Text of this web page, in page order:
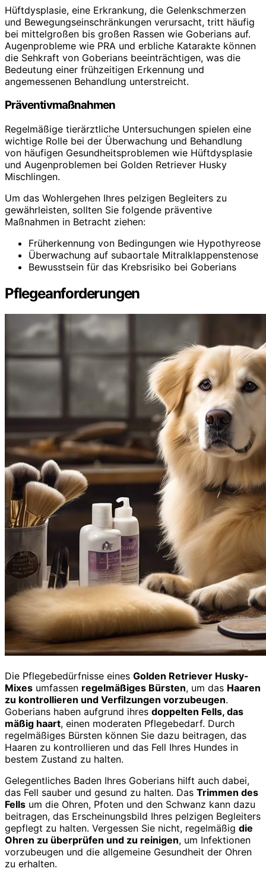
Hüftdysplasie, eine Erkrankung, die Gelenkschmerzen
und Bewegungseinschränkungen verursacht, tritt häufig
bei mittelgroßen bis großen Rassen wie Goberians auf.
Augenprobleme wie PRA und erbliche Katarakte können
die Sehkraft von Goberians beeinträchtigen, was die
Bedeutung einer frühzeitigen Erkennung und
angemessenen Behandlung unterstreicht.
Präventivmaßnahmen
Regelmäßige tierärztliche Untersuchungen spielen eine
wichtige Rolle bei der Überwachung und Behandlung
von häufigen Gesundheitsproblemen wie Hüftdysplasie
und Augenproblemen bei Golden Retriever Husky
Mischlingen.
Um das Wohlergehen Ihres pelzigen Begleiters zu
gewährleisten, sollten Sie folgende präventive
Maßnahmen in Betracht ziehen:
Früherkennung von Bedingungen wie Hypothyreose
Überwachung auf subaortale Mitralklappenstenose
Bewusstsein für das Krebsrisiko bei Goberians
Pflegeanforderungen
Die Pflegebedürfnisse eines Golden Retriever Husky-
Mixes umfassen regelmäßiges Bürsten, um das Haaren
zu kontrollieren und Verfilzungen vorzubeugen.
Goberians haben aufgrund ihres doppelten Fells, das
mäßig haart, einen moderaten Pflegebedarf. Durch
regelmäßiges Bürsten können Sie dazu beitragen, das
Haaren zu kontrollieren und das Fell Ihres Hundes in
bestem Zustand zu halten.
Gelegentliches Baden Ihres Goberians hilft auch dabei,
das Fell sauber und gesund zu halten. Das Trimmen des
Fells um die Ohren, Pfoten und den Schwanz kann dazu
beitragen, das Erscheinungsbild Ihres pelzigen Begleiters
gepflegt zu halten. Vergessen Sie nicht, regelmäßig die
Ohren zu überprüfen und zu reinigen, um Infektionen
vorzubeugen und die allgemeine Gesundheit der Ohren
zu erhalten.